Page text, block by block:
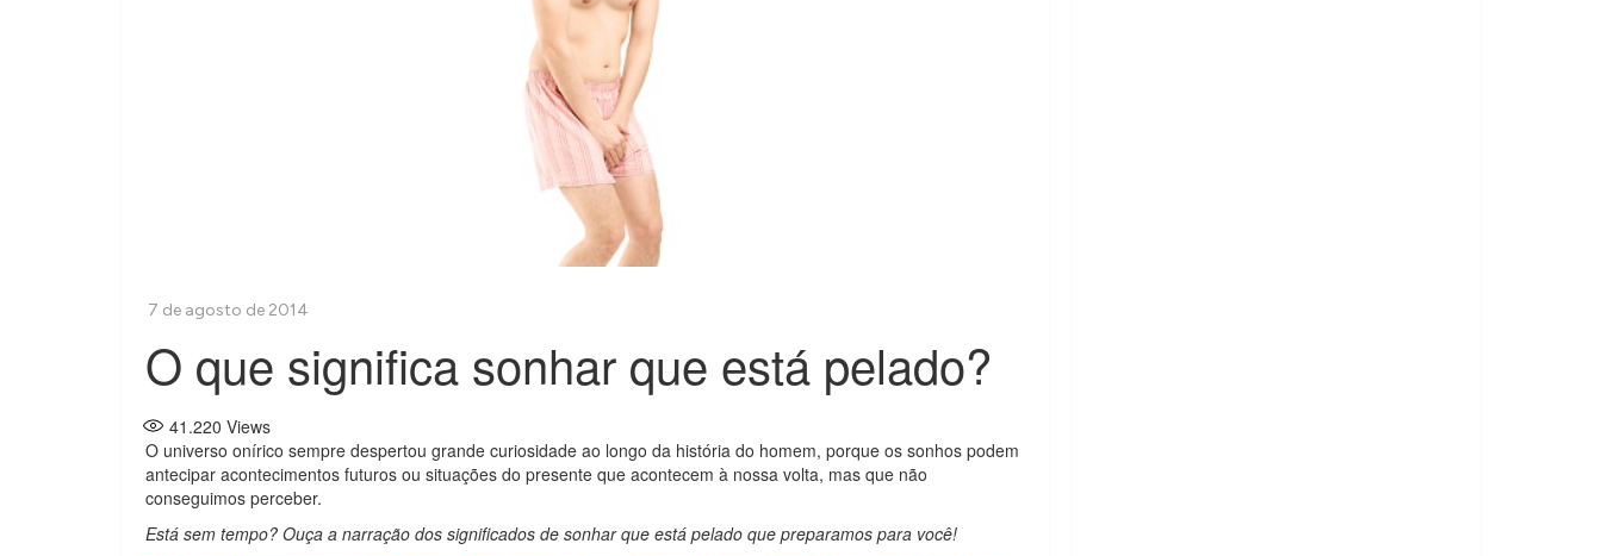
O que significa sonhar que está pelado?
41.220 Views
O universo onírico sempre despertou grande curiosidade ao longo da história do homem, porque os sonhos podem
antecipar acontecimentos futuros ou situações do presente que acontecem à nossa volta, mas que não
conseguimos perceber.
Está sem tempo? Ouça a narração dos significados de sonhar que está pelado que preparamos para você!